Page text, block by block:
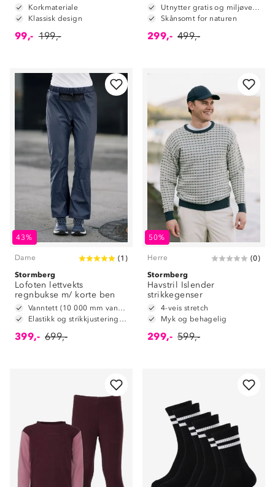
Korkmateriale
Klassisk design
99,- 199,-
Utnytter gratis og miljøvennlig brensel
Skånsomt for naturen
299,- 499,-
43%
Dame (1 )
Stormberg
Lofoten lettvekts
regnbukse m/ korte ben
Vanntett (10 000 mm vannsøyle)
Elastikk og strikkjustering i livet
399,- 699,-
50%
Herre (0)
Stormberg
Havstril Islender
strikkegenser
4-veis stretch
Myk og behagelig
299,- 599,-